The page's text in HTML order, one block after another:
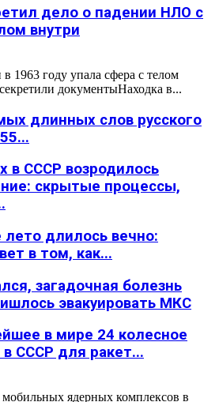
дело о падении НЛО с
внутри
1963 году упала сфера с телом
документыНаходка в...
длинных слов русского
в СССР возродилось
скрытые процессы,
длилось вечно:
в том, как...
загадочная болезнь
эвакуировать МКС
в мире 24 колесное
СССР для ракет...
ядерных комплексов в